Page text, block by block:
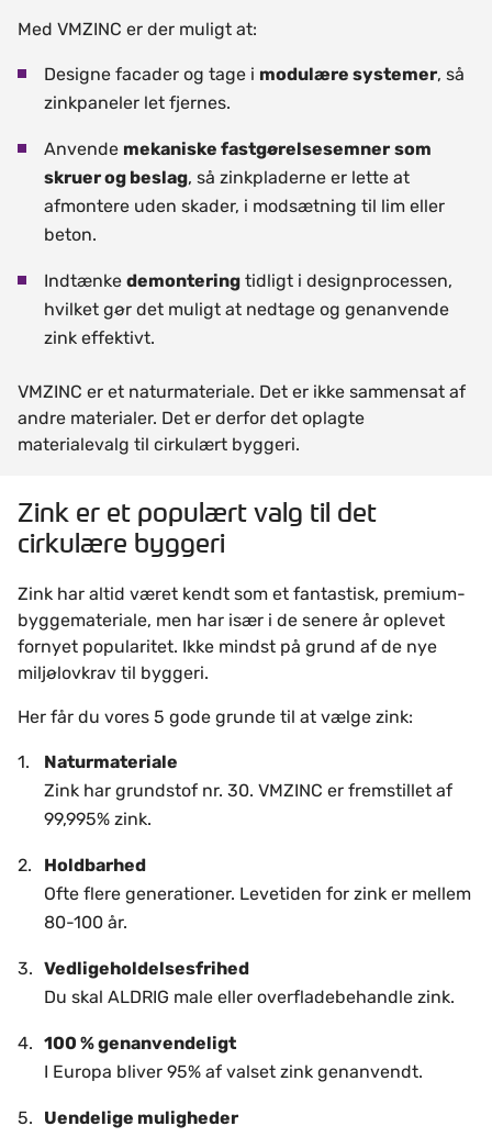
Med VMZINC er der muligt at:
Designe facader og tage i modulære systemer, så
zinkpaneler let fjernes.
Anvende mekaniske fastgørelsesemner som
skruer og beslag, så zinkpladerne er lette at
afmontere uden skader, i modsætning til lim eller
beton.
Indtænke demontering tidligt i designprocessen,
hvilket gør det muligt at nedtage og genanvende
zink effektivt.
VMZINC er et naturmateriale. Det er ikke sammensat af
andre materialer. Det er derfor det oplagte
materialevalg til cirkulært byggeri.
Zink er et populært valg til det
cirkulære byggeri
Zink har altid været kendt som et fantastisk, premium-
byggemateriale, men har især i de senere år oplevet
fornyet popularitet. Ikke mindst på grund af de nye
miljølovkrav til byggeri.
Her får du vores 5 gode grunde til at vælge zink:
Naturmateriale
Zink har grundstof nr. 30. VMZINC er fremstillet af
99,995% zink.
Holdbarhed
Ofte flere generationer. Levetiden for zink er mellem
80-100 år.
Vedligeholdelsesfrihed
Du skal ALDRIG male eller overfladebehandle zink.
100 % genanvendeligt
I Europa bliver 95% af valset zink genanvendt.
Uendelige muligheder